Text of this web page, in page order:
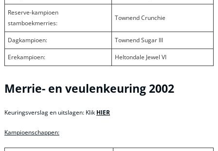
Reserve-kampioen
stamboekmerries:
Townend Crunchie
Dagkampioen: Townend Sugar III
Erekampioen: Heltondale Jewel VI
Merrie- en veulenkeuring 2002
Keuringsverslag en uitslagen: Klik HIER
Kampioenschappen: